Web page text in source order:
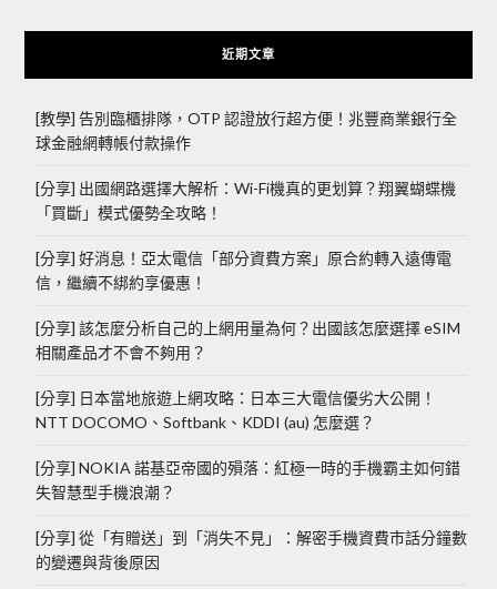
近期文章
[教學] 告別臨櫃排隊，OTP 認證放行超方便！兆豐商業銀行全
球金融網轉帳付款操作
[分享] 出國網路選擇大解析：Wi-Fi機真的更划算？翔翼蝴蝶機
「買斷」模式優勢全攻略！
[分享] 好消息！亞太電信「部分資費方案」原合約轉入遠傳電
信，繼續不綁約享優惠！
[分享] 該怎麼分析自己的上網用量為何？出國該怎麼選擇 eSIM
相關產品才不會不夠用？
[分享] 日本當地旅遊上網攻略：日本三大電信優劣大公開！
NTT DOCOMO、Softbank、KDDI (au) 怎麼選？
[分享] NOKIA 諾基亞帝國的殞落：紅極一時的手機霸主如何錯
失智慧型手機浪潮？
[分享] 從「有贈送」到「消失不見」：解密手機資費市話分鐘數
的變遷與背後原因